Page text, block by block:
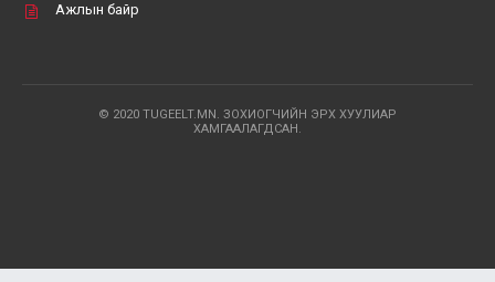
Ажлын байр
© 2020 TUGEELT.MN. ЗОХИОГЧИЙН ЭРХ ХУУЛИАР
ХАМГААЛАГДСАН.